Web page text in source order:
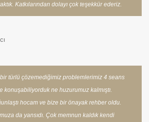
Katkılarından dolayı çok teşekkür ederiz.
türlü çözemediğimiz problemlerimiz 4 seans
konuşabiliyorduk ne huzurumuz kalmıştı.
hocam ve bize bir önayak rehber oldu.
da yansıdı. Çok memnun kaldık kendi